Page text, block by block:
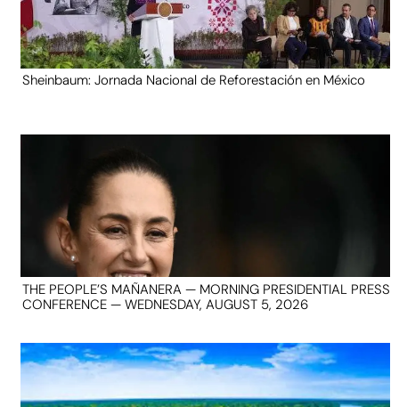
Sheinbaum: Jornada Nacional de Reforestación en México
THE PEOPLE’S MAÑANERA — MORNING PRESIDENTIAL PRESS
CONFERENCE — WEDNESDAY, AUGUST 5, 2026